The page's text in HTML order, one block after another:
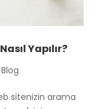
Yapılır?
Blog
sitenizin arama